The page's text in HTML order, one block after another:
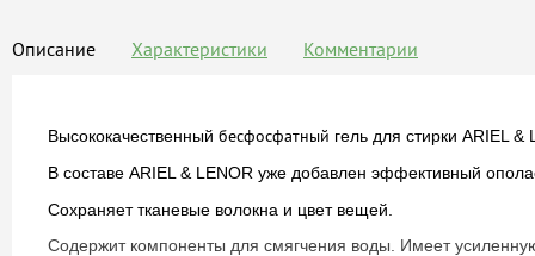
Описание Характеристики Комментарии
Высококачественный бесфосфатный гель для стирки ARIEL
В составе ARIEL & LENOR уже добавлен эффективный
Сохраняет тканевые волокна и цвет вещей.
Содержит компоненты для смягчения воды. Имеет